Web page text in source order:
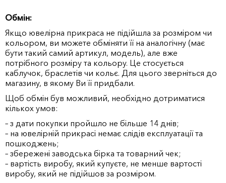
Обмін:
Якщо ювелірна прикраса не підійшла за розміром чи
кольором, ви можете обміняти її на аналогічну (має
бути такий самий артикул, модель), але вже
потрібного розміру та кольору. Це стосується
каблучок, браслетів чи кольє. Для цього зверніться до
магазину, в якому Ви її придбали.
Щоб обмін був можливий, необхідно дотриматися
кількох умов:
– з дати покупки пройшло не більше 14 днів;
– на ювелірній прикрасі немає слідів експлуатації та
пошкоджень;
– збережені заводська бірка та товарний чек;
– вартість виробу, який купуєте, не менше вартості
виробу, який не підійшов за розміром.